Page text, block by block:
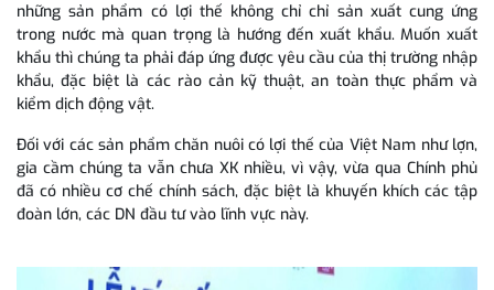
những sản phẩm có lợi thế không chỉ chỉ sản xuất cung ứng
trong nước mà quan trọng là hướng đến xuất khẩu. Muốn xuất
khẩu thì chúng ta phải đáp ứng được yêu cầu của thị trường nhập
khẩu, đặc biệt là các rào cản kỹ thuật, an toàn thực phẩm và
kiểm dịch động vật.
Đối với các sản phẩm chăn nuôi có lợi thế của Việt Nam như lợn,
gia cầm chúng ta vẫn chưa XK nhiều, vì vậy, vừa qua Chính phủ
đã có nhiều cơ chế chính sách, đặc biệt là khuyến khích các tập
đoàn lớn, các DN đầu tư vào lĩnh vực này.